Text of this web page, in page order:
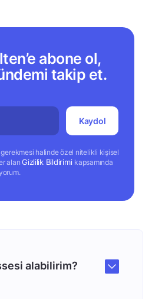
abone ol,
takip et.
Kaydol
halinde özel nitelikli kişisel
alanGizlilik Bildirimi kapsamında
alabilirim?